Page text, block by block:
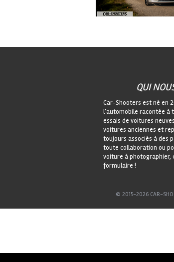
QUI
Car-Shooters est né en
l'automobile racontée à
essais de voitures
voitures anciennes et
toujours associés à des
toute collaboration ou
voiture à photographier,
formulaire !
© 2015-2026 CAR-